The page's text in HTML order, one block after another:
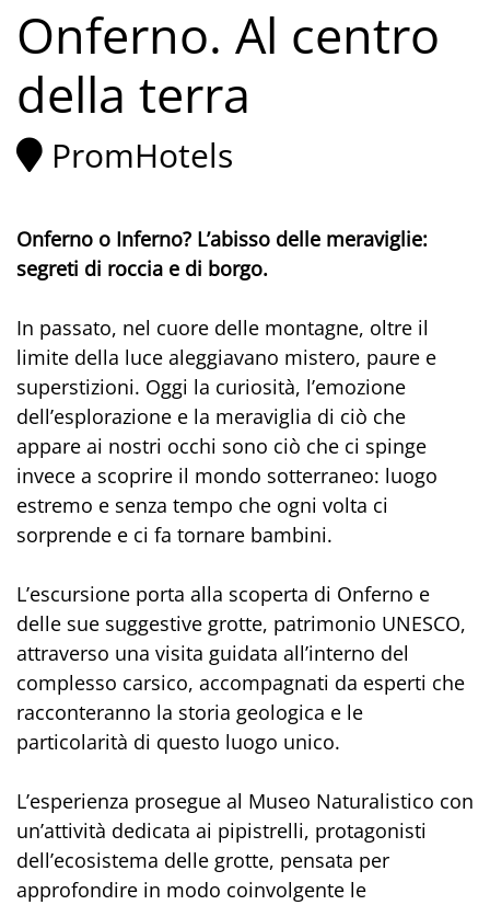
Onferno. Al centro
della terra
PromHotels
Onferno o Inferno? L’abisso delle meraviglie:
segreti di roccia e di borgo.
In passato, nel cuore delle montagne, oltre il
limite della luce aleggiavano mistero, paure e
superstizioni. Oggi la curiosità, l’emozione
dell’esplorazione e la meraviglia di ciò che
appare ai nostri occhi sono ciò che ci spinge
invece a scoprire il mondo sotterraneo: luogo
estremo e senza tempo che ogni volta ci
sorprende e ci fa tornare bambini.
L’escursione porta alla scoperta di Onferno e
delle sue suggestive grotte, patrimonio UNESCO,
attraverso una visita guidata all’interno del
complesso carsico, accompagnati da esperti che
racconteranno la storia geologica e le
particolarità di questo luogo unico.
L’esperienza prosegue al Museo Naturalistico con
un’attività dedicata ai pipistrelli, protagonisti
dell’ecosistema delle grotte, pensata per
approfondire in modo coinvolgente le